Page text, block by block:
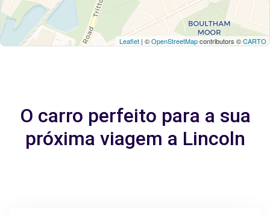
Leaflet | ©OpenStreetMapcontributors ©CARTO
O carro perfeito para a sua
próxima viagem a Lincoln